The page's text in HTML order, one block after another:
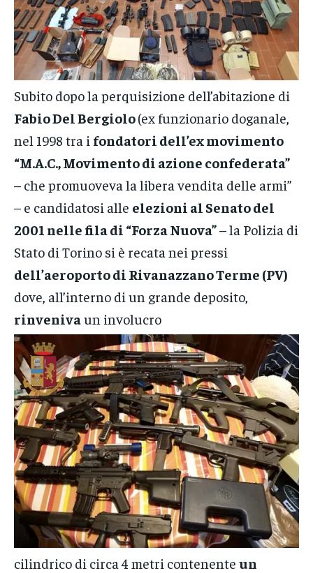
Subito dopo la perquisizione dell’abitazione di
Fabio Del Bergiolo(ex funzionario doganale,
nel 1998 tra i fondatori dell’ex movimento
“M.A.C., Movimento di azione confederata”
– che promuoveva la libera vendita delle armi”
– e candidatosi alle elezioni al Senato del
2001 nelle fila di “Forza Nuova”– la Polizia di
Stato di Torino si è recata nei pressi
dell’aeroporto di Rivanazzano Terme (PV)
dove, all’interno di un grande deposito,
rinvenivaun involucro
cilindrico di circa 4 metri contenente un